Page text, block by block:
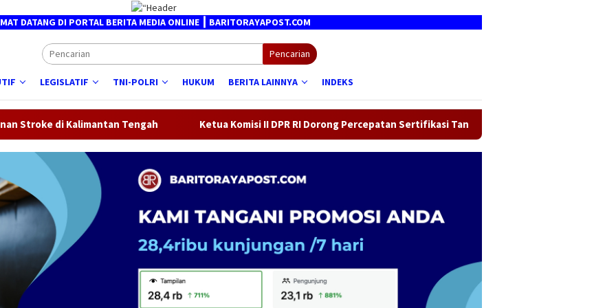
DI PORTAL BERITA MEDIA ONLINE ┃ BARITORAYAPOST.COM
Pencarian
LEGISLATIF TNI-POLRI HUKUM BERITA LAINNYA INDEKS
Tengah Ketua Komisi II DPR RI Dorong Percepatan Sertifikasi Tanah Wakaf, Target Seluruh Tempat Ibadah